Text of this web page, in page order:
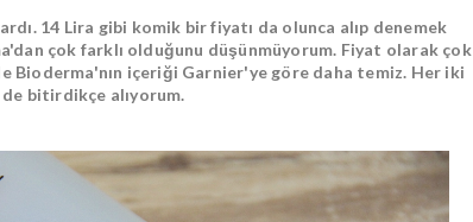
14 Lira gibi komik bir fiyatı da olunca alıp denemek
çok farklı olduğunu düşünmüyorum. Fiyat olarak çok
Bioderma'nın içeriği Garnier'ye göre daha temiz. Her iki
de bitirdikçe alıyorum.